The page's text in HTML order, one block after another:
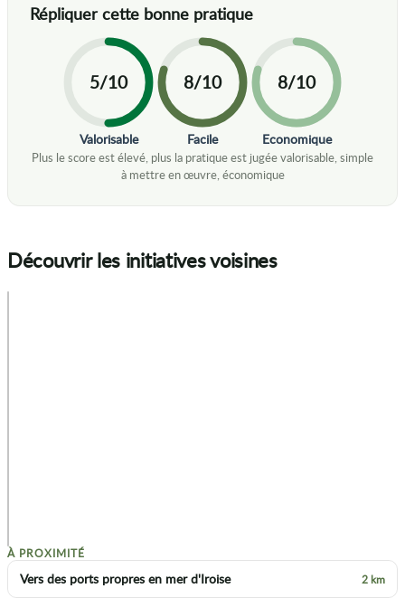
5/10
Valorisable
8/10
Facile
8/10
Economique
Découvrir les initiatives voisines
À PROXIMITÉ
Vers des ports propres en mer d'Iroise 2 km